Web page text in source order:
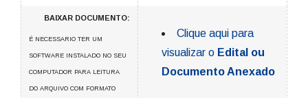
BAIXAR DOCUMENTO:
É NECESSARIO TER UM
SOFTWARE INSTALADO NO SEU
COMPUTADOR PARA LEITURA
DO ARQUIVO COM FORMATO
Clique aqui para
visualizar o Edital ou
Documento Anexado